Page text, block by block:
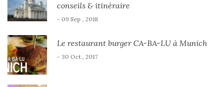
conseils & itinéraire
- 09 Sep , 2018
Le restaurant burger CA-BA-LU à Munich
- 30 Oct , 2017